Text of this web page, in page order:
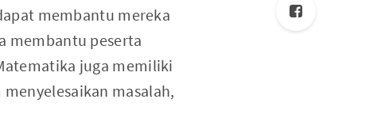
membantu mereka
membantu peserta
juga memiliki
masalah,